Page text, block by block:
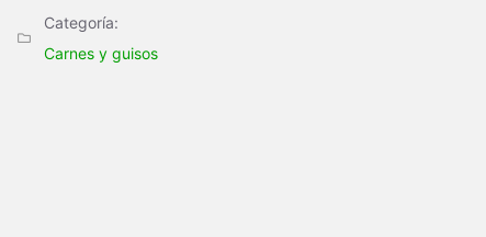
Categoría:
Carnes y guisos